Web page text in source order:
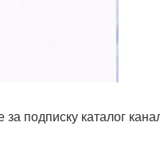
подписку каталог